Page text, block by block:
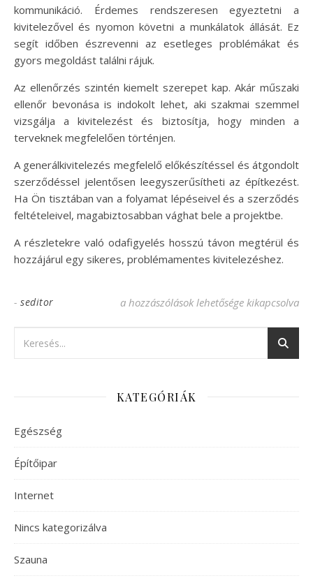
kommunikáció. Érdemes rendszeresen egyeztetni a
kivitelezővel és nyomon követni a munkálatok állását. Ez
segít időben észrevenni az esetleges problémákat és
gyors megoldást találni rájuk.
Az ellenőrzés szintén kiemelt szerepet kap. Akár műszaki
ellenőr bevonása is indokolt lehet, aki szakmai szemmel
vizsgálja a kivitelezést és biztosítja, hogy minden a
terveknek megfelelően történjen.
A generálkivitelezés megfelelő előkészítéssel és átgondolt
szerződéssel jelentősen leegyszerűsítheti az építkezést.
Ha Ön tisztában van a folyamat lépéseivel és a szerződés
feltételeivel, magabiztosabban vághat bele a projektbe.
A részletekre való odafigyelés hosszú távon megtérül és
hozzájárul egy sikeres, problémamentes kivitelezéshez.
- seditor Generálkivitelezés folyamata és
a hozzászólások lehetősége kikapcsolva
KATEGÓRIÁK
Egészség
Építőipar
Internet
Nincs kategorizálva
Szauna